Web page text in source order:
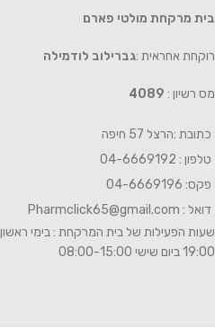
בית מרקחת מולטי פארם
רוקחת אחראית :גברילוב לודמילה
מס רשיון : 4089
כתובת :הרצל 57 חיפה
טלפון : 04-6669192
פקס: 04-6669196
דואל : Pharmclick65@gmail.com
19:00 ביום שישי 08:00-15:00